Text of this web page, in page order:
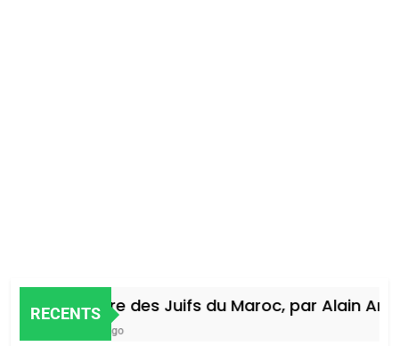
RECENTS
Histoire des Juifs du Maroc, par Alain Amiel